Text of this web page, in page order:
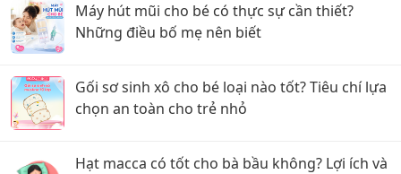
Máy hút mũi cho bé có thực sự cần thiết?
Những điều bố mẹ nên biết
Gối sơ sinh xô cho bé loại nào tốt? Tiêu chí lựa
chọn an toàn cho trẻ nhỏ
Hạt macca có tốt cho bà bầu không? Lợi ích và